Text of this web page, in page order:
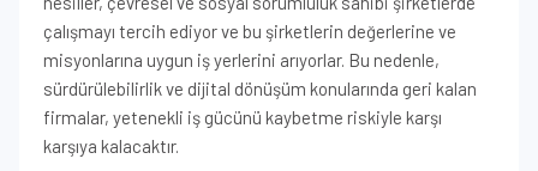
çalışmayı tercih ediyor ve bu şirketlerin değerlerine ve
misyonlarına uygun iş yerlerini arıyorlar. Bu nedenle,
sürdürülebilirlik ve dijital dönüşüm konularında geri kalan
firmalar, yetenekli iş gücünü kaybetme riskiyle karşı
karşıya kalacaktır.